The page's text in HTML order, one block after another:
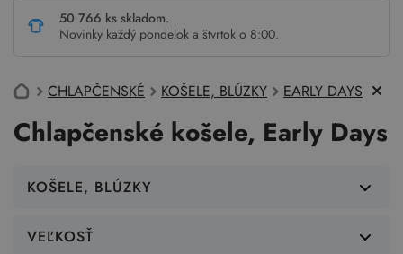
50 766 ks skladom.
Novinky každý pondelok a štvrtok o 8:00.
CHLAPČENSKÉ KOŠELE, BLÚZKY EARLY DAYS
Chlapčenské košele, Early Days
KOŠELE, BLÚZKY
VEĽKOSŤ